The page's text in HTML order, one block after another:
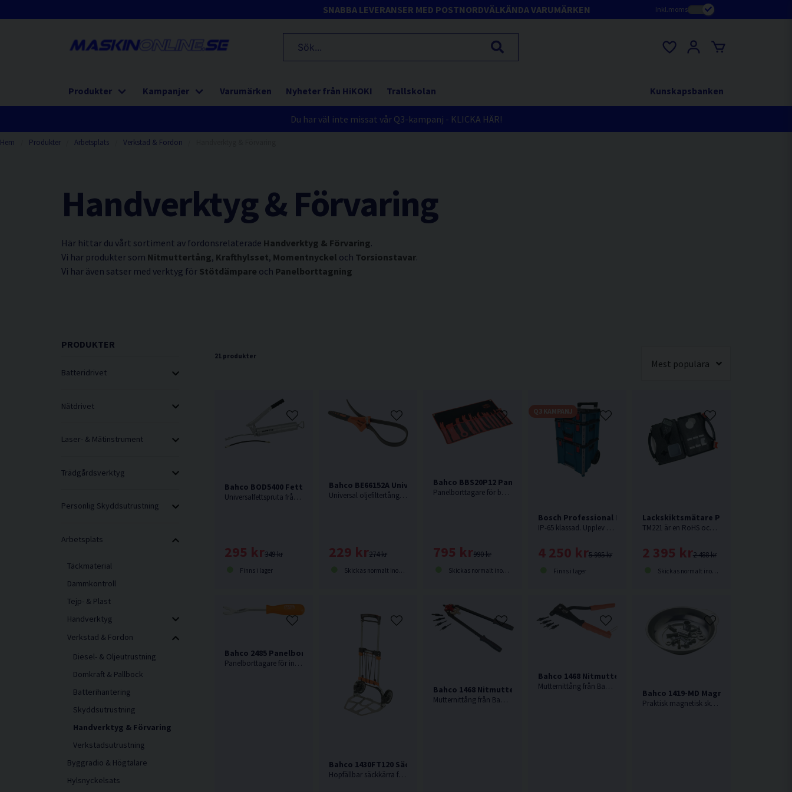
SNABBA LEVERANSER MED POSTNORDVÄLKÄNDA VARUMÄRKEN Inkl.moms
Produkter Kampanjer Varumärken Nyheter från HiKOKI Trallskolan Kunskapsbanken
Du har väl inte missat vår Q3-kampanj - KLICKA HÄR!
Hem Produkter Arbetsplats Verkstad & Fordon
Handverktyg & Förvaring
Här hittar du vårt sortiment av fordonsrelaterade Handverktyg & Förvaring.
Vi har produkter som Nitmuttertång, Krafthylsset, Momentnyckel och Torsionstavar.
Vi har även satser med verktyg för Stötdämpare och Panelborttagning
PRODUKTER
Batteridrivet
Nätdrivet
Laser- & Mätinstrument
Trädgårdsverktyg
Personlig Skyddsutrustning
Arbetsplats
Täckmaterial
Dammkontroll
Tejp- & Plast
Handverktyg
Verkstad & Fordon
Diesel- & Oljeutrustning
Domkraft & Pallbock
Batterihantering
Skyddsutrustning
Handverktyg & Förvaring
Verkstadsutrustning
Byggradio & Högtalare
Hylsnyckelsats
21 produkter
Mest populära
Bahco BOD5400 Fettspruta 400g
Universalfettspruta från Bahco med fast pip och förlängare
349 kr
295 kr
Finns i lager
Bahco BE66152A Universal oljefiltertång <150mm
Universal oljefiltertång med gummirem med en diameter på <150mm
274 kr
229 kr
Skickas normalt inom 2-5 dagar
Bahco BBS20P12 Panelborttagare f. Inredningsdetaljer 12 delar
Panelborttagare för borttagning av inredningsdetaljer i bilar.
990 kr
795 kr
Skickas normalt inom 2-5 dagar
Bosch Professional L-BOXX Contractor Set 3
IP-65 klassad. Upplev nästa nivå av verktygsförvaring med Bosch flexibla och modulära system. Robust konstruktion, enkel transport och oändliga kombinationsmöjligheter ger en professionell förvaringslösning som håller ordning på utrustningen oavsett arbetsplats.
5 995 kr
4 250 kr
Finns i lager
Q3 KAMPANJ
Lackskiktsmätare Professionell
TM221 är en RoHS och CE-deklarerad lackskiktsmätare för professionellt bruk och är av hög kvalitet.
2 488 kr
2 395 kr
Skickas normalt inom 1-3 dagar
Bahco 2485 Panelborttagare f. Inredningsdetaljer
Panelborttagare för inredningsdetaljer från Bahco.
Bahco 1430FT120 Säckkärra 120kg Hopfällbar
Hopfällbar säckkärra från Bahco med en maxkapacitet på hela 120kg.
Bahco 1468 Nitmuttertång M4-M10
Mutternittång från Bahco som klarar M10 mutternitar i metallpaneler.
Bahco 1468 Nitmuttertång M3-M6
Mutternittång från Bahco som klarar M10 mutternitar i metallpaneler.
Bahco 1419-MD Magnetisk Skål Rund
Praktisk magnetisk skål från Bahco med gummiklädd botten.